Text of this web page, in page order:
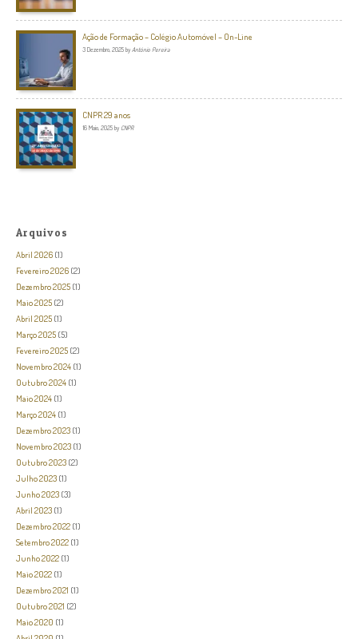
Ação de Formação – Colégio Automóvel – On-Line
3 Dezembro, 2025 by António Pereira
CNPR 29 anos
16 Maio, 2025 by CNPR
Arquivos
Abril 2026 (1)
Fevereiro 2026 (2)
Dezembro 2025 (1)
Maio 2025 (2)
Abril 2025 (1)
Março 2025 (5)
Fevereiro 2025 (2)
Novembro 2024 (1)
Outubro 2024 (1)
Maio 2024 (1)
Março 2024 (1)
Dezembro 2023 (1)
Novembro 2023 (1)
Outubro 2023 (2)
Julho 2023 (1)
Junho 2023 (3)
Abril 2023 (1)
Dezembro 2022 (1)
Setembro 2022 (1)
Junho 2022 (1)
Maio 2022 (1)
Dezembro 2021 (1)
Outubro 2021 (2)
Maio 2020 (1)